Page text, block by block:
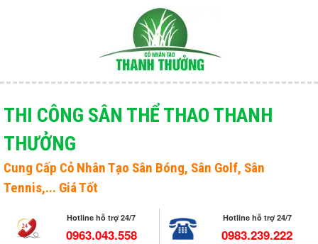
Menu
Giới thiệu
Sản phẩm
Tin Tức - Sự kiện
Tuyển dụng
THI CÔNG SÂN THỂ THAO THANH
THƯỞNG
Cung Cấp Cỏ Nhân Tạo Sân Bóng, Sân Golf, Sân
Tennis,... Giá Tốt
Hotline hỗ trợ 24/7
0963.043.558
Hotline hỗ trợ 24/7
0983.239.222